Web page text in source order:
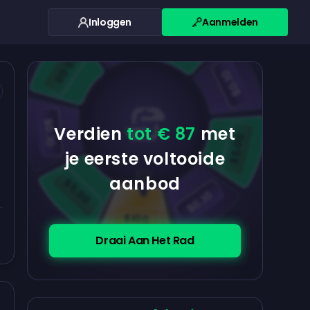
Inloggen Aanmelden
Verdien tot € 87 met
je eerste voltooide
aanbod
Draai Aan Het Rad
$100
$5.00
$0.10
$5.00
$0.10 $5.00
$5.00